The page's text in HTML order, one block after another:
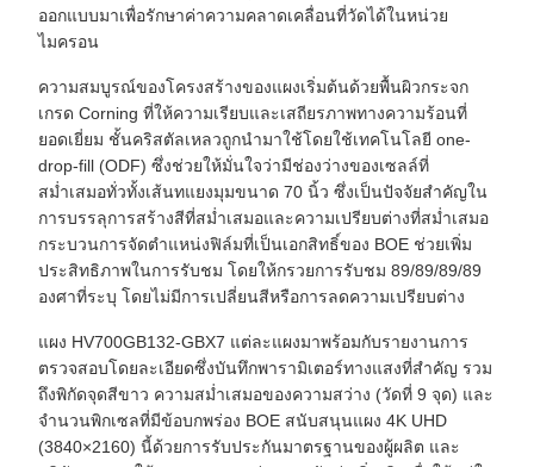
ออกแบบมาเพื่อรักษาค่าความคลาดเคลื่อนที่วัดได้ในหน่วย
ไมครอน
ความสมบูรณ์ของโครงสร้างของแผงเริ่มต้นด้วยพื้นผิวกระจก
เกรด Corning ที่ให้ความเรียบและเสถียรภาพทางความร้อนที่
ยอดเยี่ยม ชั้นคริสตัลเหลวถูกนำมาใช้โดยใช้เทคโนโลยี one-
drop-fill (ODF) ซึ่งช่วยให้มั่นใจว่ามีช่องว่างของเซลล์ที่
สม่ำเสมอทั่วทั้งเส้นทแยงมุมขนาด 70 นิ้ว ซึ่งเป็นปัจจัยสำคัญใน
การบรรลุการสร้างสีที่สม่ำเสมอและความเปรียบต่างที่สม่ำเสมอ
กระบวนการจัดตำแหน่งฟิล์มที่เป็นเอกสิทธิ์ของ BOE ช่วยเพิ่ม
ประสิทธิภาพในการรับชม โดยให้กรวยการรับชม 89/89/89/89
องศาที่ระบุ โดยไม่มีการเปลี่ยนสีหรือการลดความเปรียบต่าง
แผง HV700GB132-GBX7 แต่ละแผงมาพร้อมกับรายงานการ
ตรวจสอบโดยละเอียดซึ่งบันทึกพารามิเตอร์ทางแสงที่สำคัญ รวม
ถึงพิกัดจุดสีขาว ความสม่ำเสมอของความสว่าง (วัดที่ 9 จุด) และ
จำนวนพิกเซลที่มีข้อบกพร่อง BOE สนับสนุนแผง 4K UHD
(3840×2160) นี้ด้วยการรับประกันมาตรฐานของผู้ผลิต และ